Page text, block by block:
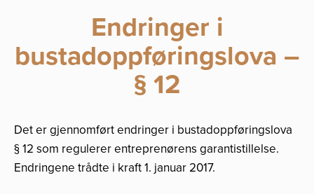
Endringer i
bustadoppføringslova –
§ 12
Det er gjennomført endringer i bustadoppføringslova
§ 12 som regulerer entreprenørens garantistillelse.
Endringene trådte i kraft 1. januar 2017.